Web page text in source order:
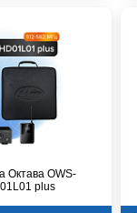
Октава OWS-
plus